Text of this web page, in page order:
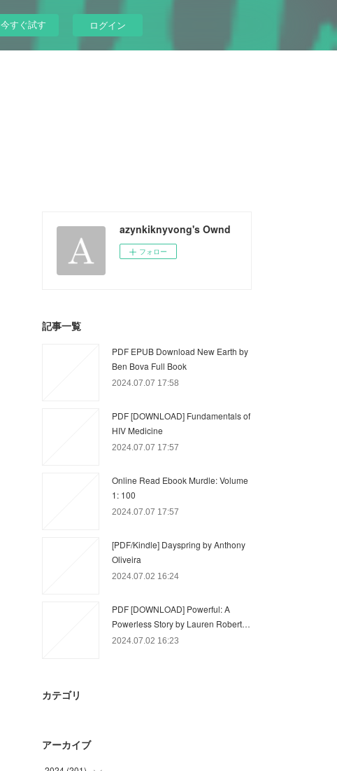
今すぐ試す ログイン
azynkiknyvong's Ownd
フォロー
記事一覧
PDF EPUB Download New Earth by
Ben Bova Full Book
2024.07.07 17:58
PDF [DOWNLOAD] Fundamentals of
HIV Medicine
2024.07.07 17:57
Online Read Ebook Murdle: Volume
1: 100
2024.07.07 17:57
[PDF/Kindle] Dayspring by Anthony
Oliveira
2024.07.02 16:24
PDF [DOWNLOAD] Powerful: A
Powerless Story by Lauren Robert…
2024.07.02 16:23
カテゴリ
アーカイブ